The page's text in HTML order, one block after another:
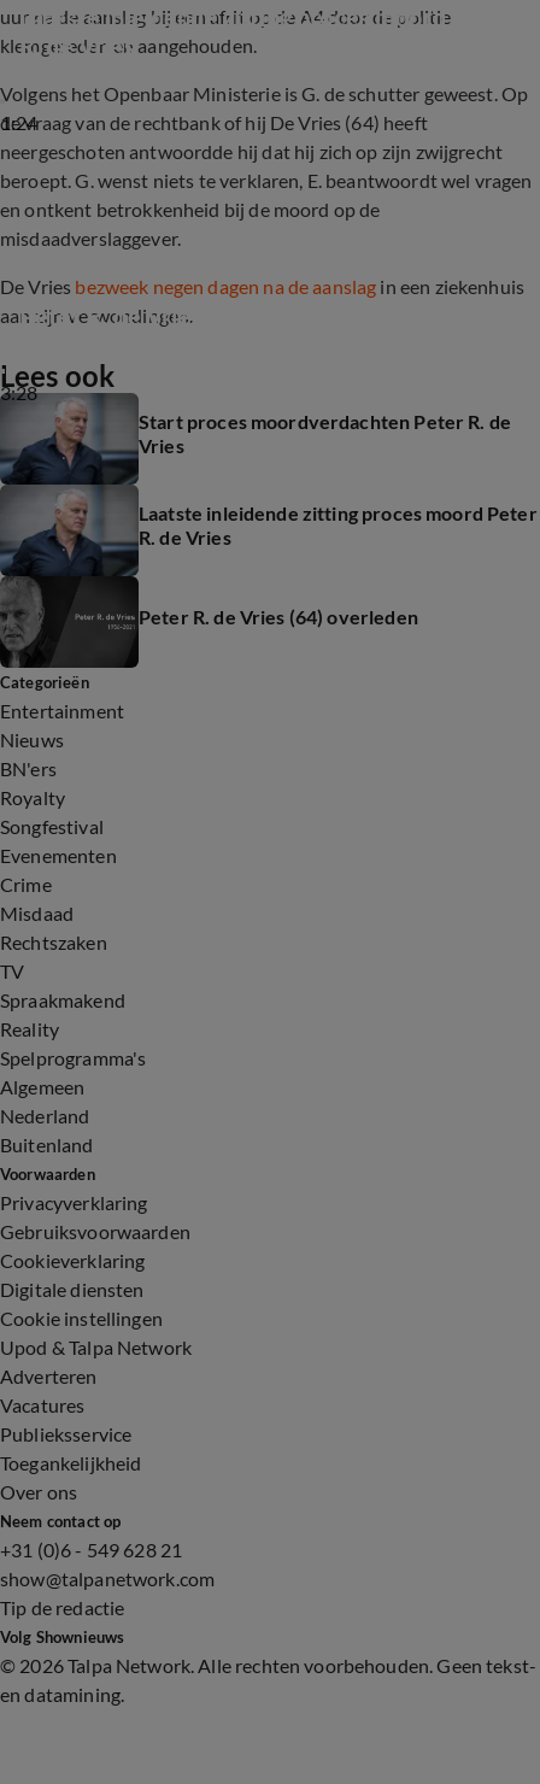
uur na de aanslag bij een afrit op de A4 door de politie
klemgereden en aangehouden.
1:24
Laatste inleidende zitting proces moord Peter
R. de Vries
Volgens het Openbaar Ministerie is G. de schutter geweest. Op
de vraag van de rechtbank of hij De Vries (64) heeft
neergeschoten antwoordde hij dat hij zich op zijn zwijgrecht
beroept. G. wenst niets te verklaren, E. beantwoordt wel vragen
en ontkent betrokkenheid bij de moord op de
misdaadverslaggever.
De Vries bezweek negen dagen na de aanslag in een ziekenhuis
aan zijn verwondingen.
3:28
Peter R. de Vries (64) overleden
Lees ook
Start proces moordverdachten Peter R. de
Vries
Laatste inleidende zitting proces moord Peter
R. de Vries
Peter R. de Vries (64) overleden
Categorieën
Entertainment
Nieuws
BN'ers
Royalty
Songfestival
Evenementen
Crime
Misdaad
Rechtszaken
TV
Spraakmakend
Reality
Spelprogramma's
Algemeen
Nederland
Buitenland
Voorwaarden
Privacyverklaring
Gebruiksvoorwaarden
Cookieverklaring
Digitale diensten
Cookie instellingen
Upod & Talpa Network
Adverteren
Vacatures
Publieksservice
Toegankelijkheid
Over ons
Neem contact op
+31 (0)6 - 549 628 21
show@talpanetwork.com
Tip de redactie
Volg Shownieuws
© 2026 Talpa Network. Alle rechten voorbehouden. Geen tekst-
en datamining.